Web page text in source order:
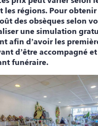
les régions. Pour
des obsèques selon
une simulation
afin d’avoir les
d’être accompagné
funéraire.